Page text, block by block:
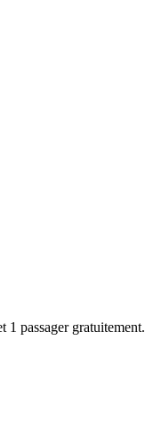
1 passager gratuitement.